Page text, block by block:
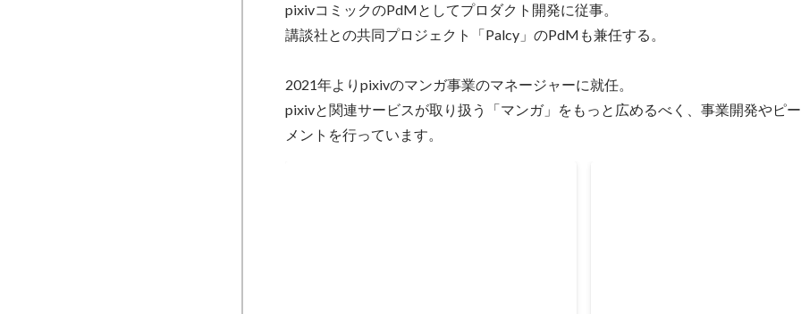
pixivコミックのPdMとしてプロダクト開発に従事。
講談社との共同プロジェクト「Palcy」のPdMも兼任する。
2021年よりpixivのマンガ事業のマネージャーに就任。
pixivと関連サービスが取り扱う「マンガ」をもっと広めるべく、事業開発やピ
メントを行っています。